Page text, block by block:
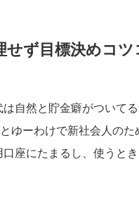
ず目標決めコツ
自然と貯金癖がついて
ゆーわけで新社会人のた
座にたまるし、使うとき